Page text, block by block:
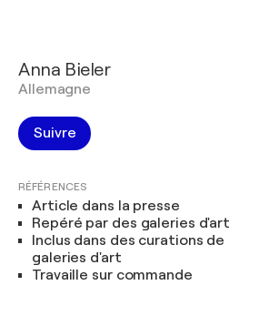
Anna Bieler
Allemagne
Suivre
RÉFÉRENCES
Article dans la presse
Repéré par des galeries d'art
Inclus dans des curations de
galeries d'art
Travaille sur commande